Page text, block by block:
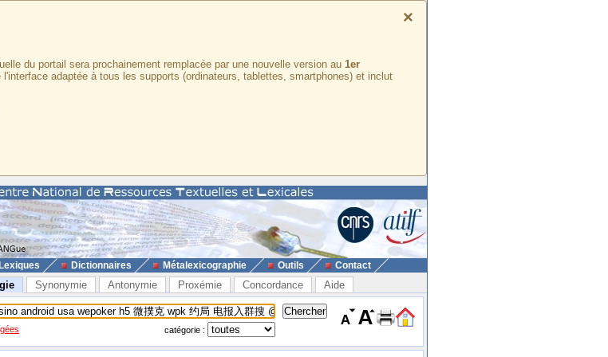
×
du portail sera prochainement remplacée par une nouvelle version au 1er
adaptée à tous les supports (ordinateurs, tablettes, smartphones) et inclut
Lexiques Dictionnaires Métalexicographie Outils Contact
Synonymie Antonymie Proxémie Concordance Aide
catégorie :